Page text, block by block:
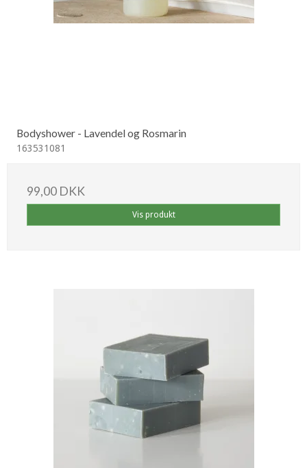
Bodyshower - Lavendel og Rosmarin
163531081
99,00 DKK
Vis produkt